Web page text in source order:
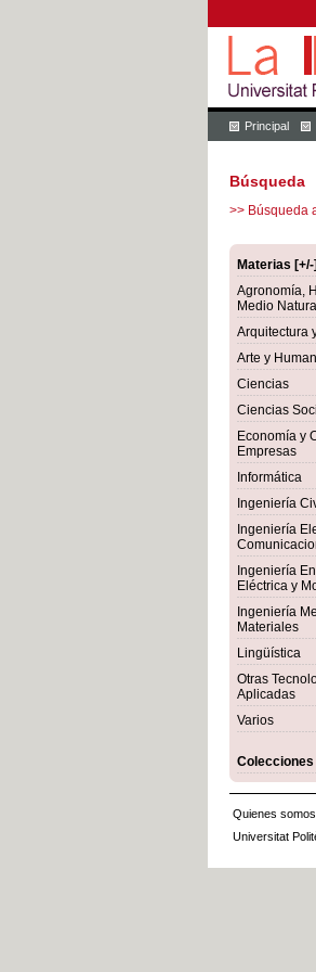
Principal
Búsqueda
>> Búsqueda
Materias [+/-]
Agronomía,
Medio Natural
Arquitectura
Arte y
Ciencias
Ciencias
Economía y
Empresas
Informática
Ingeniería
Ingeniería
Ingeniería
Eléctrica y
Ingeniería
Materiales
Lingüística
Otras
Aplicadas
Varios
Colecciones
Quienes somos
Universitat